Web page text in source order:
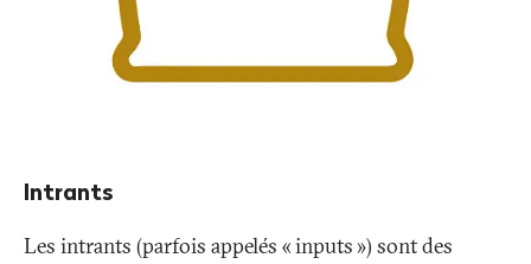
Intrants
Les intrants (parfois appelés «inputs») sont des